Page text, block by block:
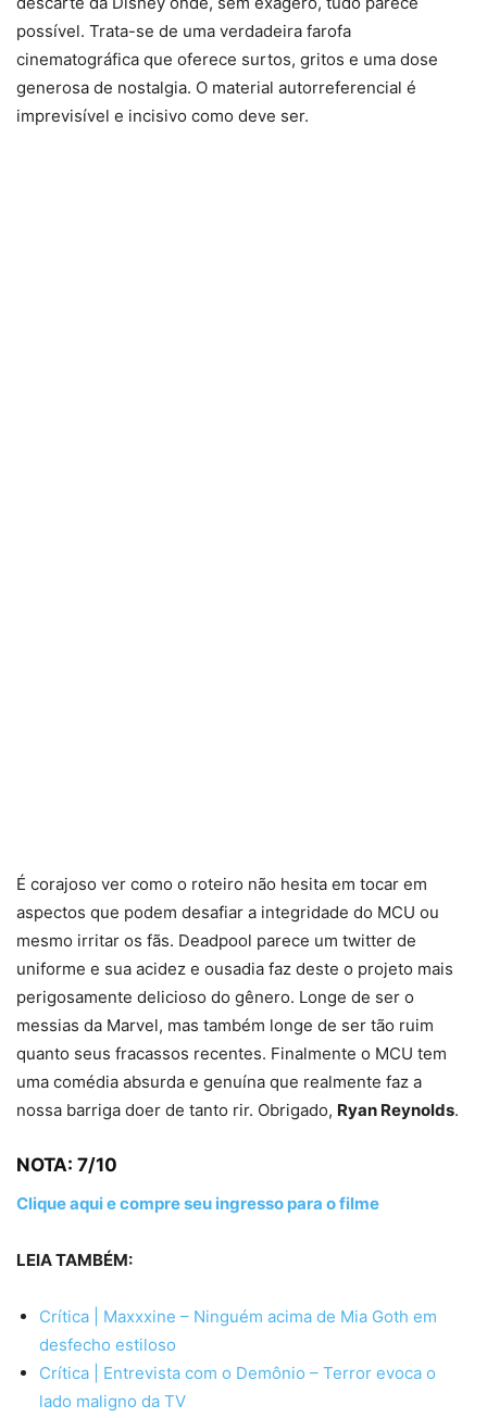
possível. Trata-se de uma verdadeira farofa
cinematográfica que oferece surtos, gritos e uma dose
generosa de nostalgia. O material autorreferencial é
imprevisível e incisivo como deve ser.
É corajoso ver como o roteiro não hesita em tocar em
aspectos que podem desafiar a integridade do MCU ou
mesmo irritar os fãs. Deadpool parece um twitter de
uniforme e sua acidez e ousadia faz deste o projeto mais
perigosamente delicioso do gênero. Longe de ser o
messias da Marvel, mas também longe de ser tão ruim
quanto seus fracassos recentes. Finalmente o MCU tem
uma comédia absurda e genuína que realmente faz a
nossa barriga doer de tanto rir. Obrigado, Ryan Reynolds.
NOTA: 7/10
Clique aqui e compre seu ingresso para o filme
LEIA TAMBÉM:
Crítica | Maxxxine – Ninguém acima de Mia Goth em
desfecho estiloso
Crítica | Entrevista com o Demônio – Terror evoca o
lado maligno da TV